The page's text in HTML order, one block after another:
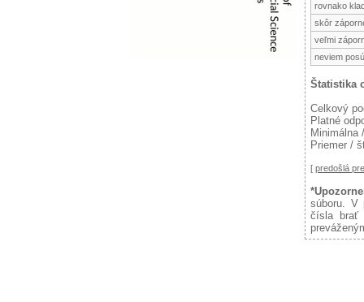
rovnako
skôr
veľmi
neviem
Štatistika
Celkový
Platné
Minimálna
Priemer /
[ predošlá
súboru. V
čísla brať